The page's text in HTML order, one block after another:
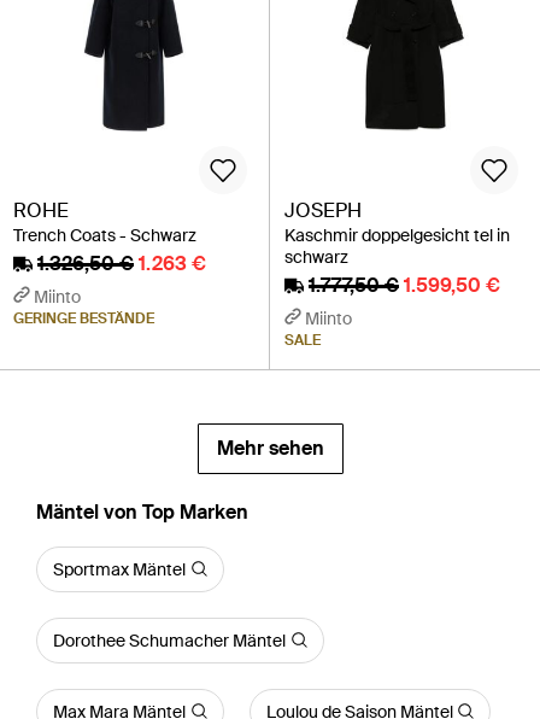
ROHE
Trench Coats - Schwarz
1.326,50 €1.263 €
Miinto
GERINGE BESTÄNDE
JOSEPH
Kaschmir doppelgesicht tel in
schwarz
1.777,50 €1.599,50 €
Miinto
SALE
Mehr sehen
Mäntel von Top Marken
Sportmax Mäntel
Dorothee Schumacher Mäntel
Max Mara Mäntel Loulou de Saison Mäntel